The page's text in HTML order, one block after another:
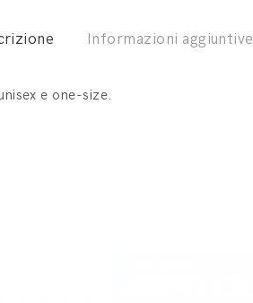
Informazioni aggiuntive
e one-size.